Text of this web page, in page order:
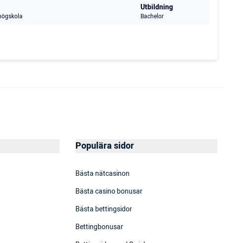
Utbildning
Bachelor
Populära sidor
Bästa nätcasinon
Bästa casino bonusar
Bästa bettingsidor
Bettingbonusar